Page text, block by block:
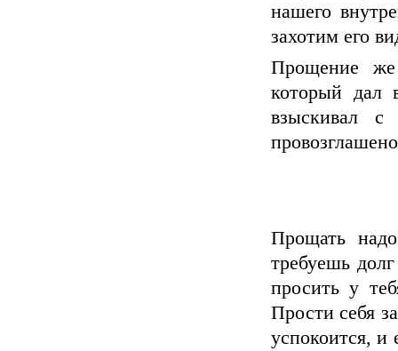
нашего
захотим его
Прощение
который дал
взыскивал
Прощать
требуешь
просить у
Прости себя
успокоится, и